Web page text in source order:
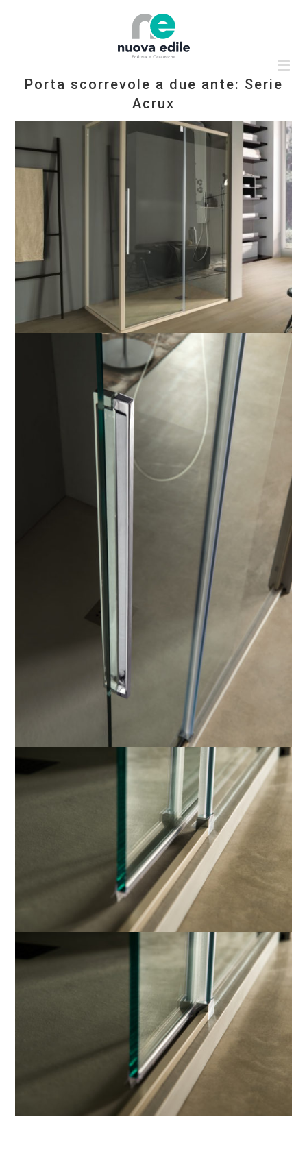
Porta scorrevole a due ante: Serie
Acrux